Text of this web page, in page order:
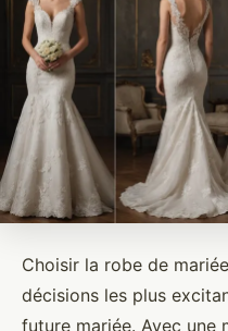
Choisir la robe de
décisions les plus
future mariée. Avec une